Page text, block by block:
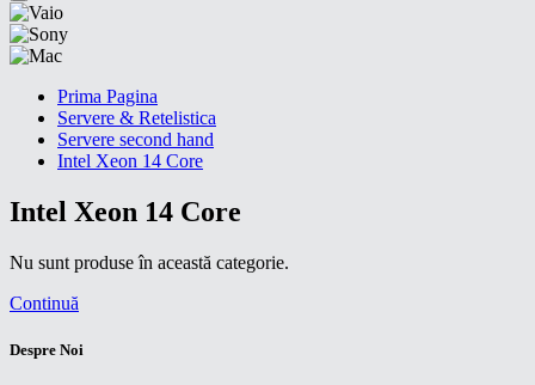
Prima Pagina
Servere & Retelistica
Servere second hand
Intel Xeon 14 Core
Intel Xeon 14 Core
Nu sunt produse în această categorie.
Continuă
Despre Noi